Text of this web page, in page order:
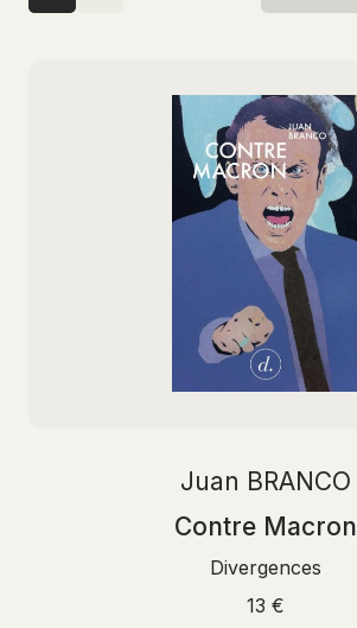
Juan BRANCO
Contre Macron
Divergences
13 €